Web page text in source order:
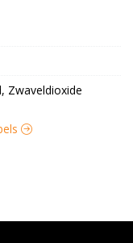
Zwaveldioxide